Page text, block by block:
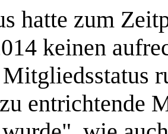
hatte zum
keinen
entrichtende